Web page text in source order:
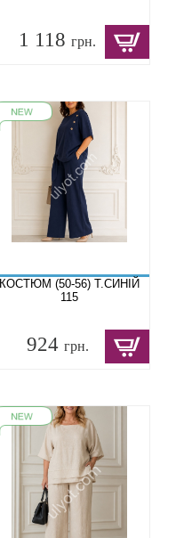
1 118 грн.
КОСТЮМ (50-56) Т.СИНІЙ
115
924грн.